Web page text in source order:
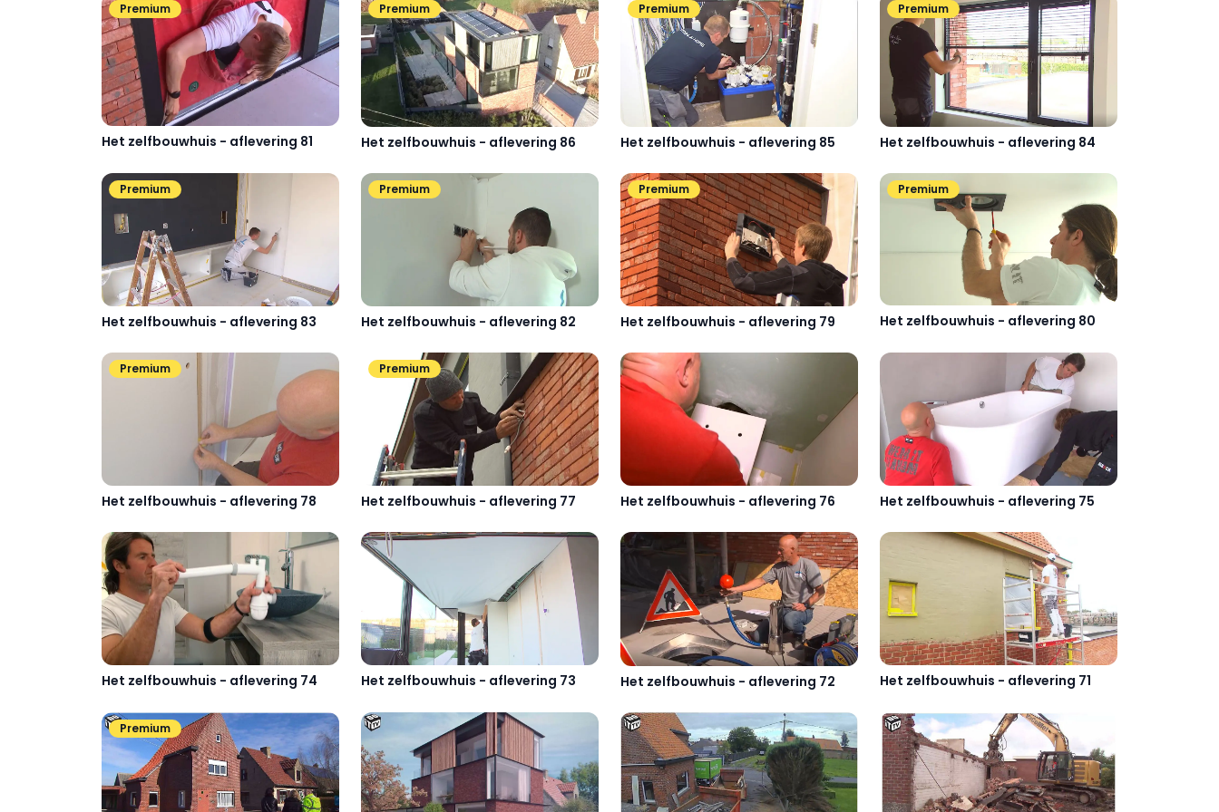
Premium
Het zelfbouwhuis - aflevering 81
Premium
Het zelfbouwhuis - aflevering 86
Premium
Het zelfbouwhuis - aflevering 85
Premium
Het zelfbouwhuis - aflevering 84
Premium
Het zelfbouwhuis - aflevering 83
Premium
Het zelfbouwhuis - aflevering 82
Premium
Het zelfbouwhuis - aflevering 79
Premium
Het zelfbouwhuis - aflevering 80
Premium
Het zelfbouwhuis - aflevering 78
Premium
Het zelfbouwhuis - aflevering 77 Het zelfbouwhuis - aflevering 76 Het zelfbouwhuis - aflevering 75
Het zelfbouwhuis - aflevering 74 Het zelfbouwhuis - aflevering 73 Het zelfbouwhuis - aflevering 72 Het zelfbouwhuis - aflevering 71
Premium